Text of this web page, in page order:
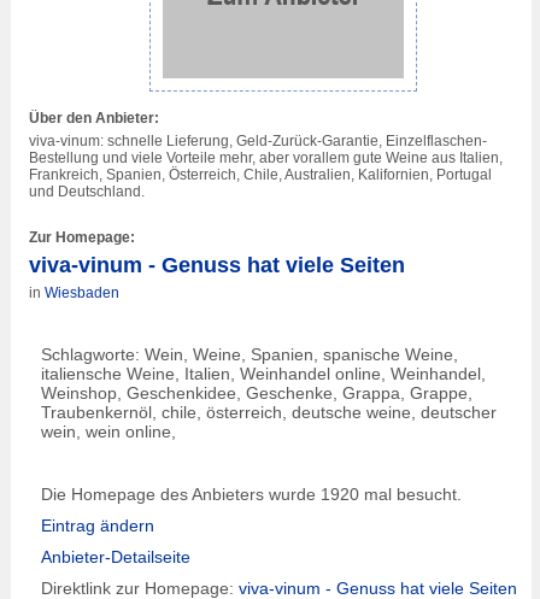
Über den Anbieter:
viva-vinum: schnelle Lieferung, Geld-Zurück-Garantie, Einzelflaschen-
Bestellung und viele Vorteile mehr, aber vorallem gute Weine aus Italien,
Frankreich, Spanien, Österreich, Chile, Australien, Kalifornien, Portugal
und Deutschland.
Zur Homepage:
viva-vinum - Genuss hat viele Seiten
in Wiesbaden
Schlagworte: Wein, Weine, Spanien, spanische Weine,
italiensche Weine, Italien, Weinhandel online, Weinhandel,
Weinshop, Geschenkidee, Geschenke, Grappa, Grappe,
Traubenkernöl, chile, österreich, deutsche weine, deutscher
wein, wein online,
Die Homepage des Anbieters wurde 1920 mal besucht.
Eintrag ändern
Anbieter-Detailseite
Direktlink zur Homepage: viva-vinum - Genuss hat viele Seiten